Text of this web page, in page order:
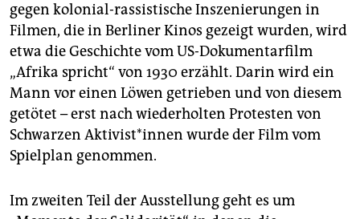
gegen kolonial-rassistische Inszenierungen in
Filmen, die in Berliner Kinos gezeigt wurden, wird
etwa die Geschichte vom US-Dokumentarfilm
„Afrika spricht“ von 1930 erzählt. Darin wird ein
Mann vor einen Löwen getrieben und von diesem
getötet – erst nach wiederholten Protesten von
Schwarzen Ak­ti­vis­t*in­nen wurde der Film vom
Spielplan genommen.
Im zweiten Teil der Ausstellung geht es um